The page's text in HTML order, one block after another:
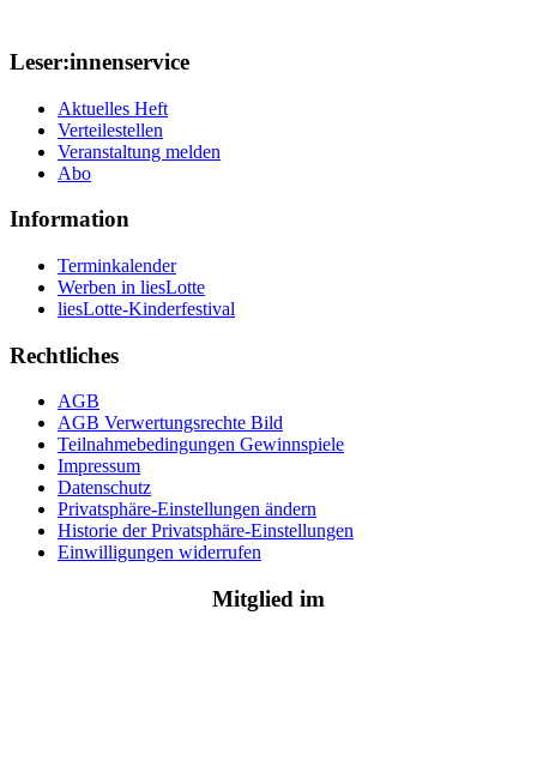
Leser:innenservice
Aktuelles Heft
Verteilestellen
Veranstaltung melden
Abo
Information
Terminkalender
Werben in liesLotte
liesLotte-Kinderfestival
Rechtliches
AGB
AGB Verwertungsrechte Bild
Teilnahmebedingungen Gewinnspiele
Impressum
Datenschutz
Privatsphäre-Einstellungen ändern
Historie der Privatsphäre-Einstellungen
Einwilligungen widerrufen
Mitglied im